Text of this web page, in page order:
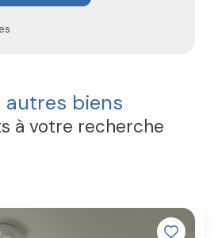
autres biens
à votre recherche